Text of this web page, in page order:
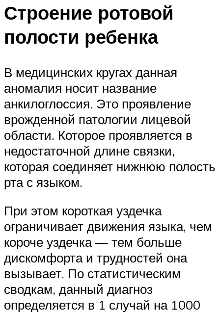
Строение ротовой
полости ребенка
В медицинских кругах данная
аномалия носит название
анкилоглоссия. Это проявление
врожденной патологии лицевой
области. Которое проявляется в
недостаточной длине связки,
которая соединяет нижнюю полость
рта с языком.
При этом короткая уздечка
ограничивает движения языка, чем
короче уздечка — тем больше
дискомфорта и трудностей она
вызывает. По статистическим
сводкам, данный диагноз
определяется в 1 случай на 1000